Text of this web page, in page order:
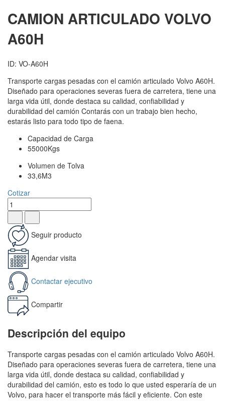
CAMION ARTICULADO VOLVO
A60H
ID: VO-A60H
Transporte cargas pesadas con el camión articulado Volvo A60H.
Diseñado para operaciones severas fuera de carretera, tiene una
larga vida útil, donde destaca su calidad, confiabilidad y
durabilidad del camión Contarás con un trabajo bien hecho,
estarás listo para todo tipo de faena.
Capacidad de Carga
55000Kgs
Volumen de Tolva
33,6M3
Cotizar
Seguir producto
Agendar visita
Contactar ejecutivo
Compartir
Descripción del equipo
Transporte cargas pesadas con el camión articulado Volvo A60H.
Diseñado para operaciones severas fuera de carretera, tiene una
larga vida útil, donde destaca su calidad, confiabilidad y
durabilidad del camión, esto es todo lo que usted esperaría de un
Volvo, para hacer el transporte más fácil y eficiente. Con este